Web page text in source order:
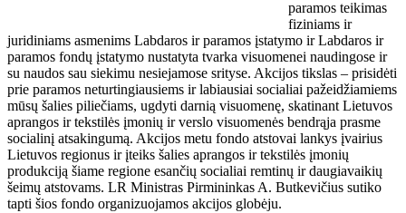
paramos teikimas
fiziniams ir
juridiniams asmenims Labdaros ir paramos įstatymo ir Labdaros ir
paramos fondų įstatymo nustatyta tvarka visuomenei naudingose ir
su naudos sau siekimu nesiejamose srityse. Akcijos tikslas – prisidėti
prie paramos neturtingiausiems ir labiausiai socialiai pažeidžiamiems
mūsų šalies piliečiams, ugdyti darnią visuomenę, skatinant Lietuvos
aprangos ir tekstilės įmonių ir verslo visuomenės bendrąja prasme
socialinį atsakingumą. Akcijos metu fondo atstovai lankys įvairius
Lietuvos regionus ir įteiks šalies aprangos ir tekstilės įmonių
produkciją šiame regione esančių socialiai remtinų ir daugiavaikių
šeimų atstovams. LR Ministras Pirmininkas A. Butkevičius sutiko
tapti šios fondo organizuojamos akcijos globėju.